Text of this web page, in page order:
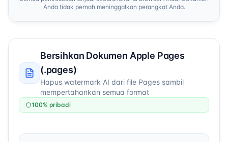
Anda tidak pernah meninggalkan perangkat Anda.
Bersihkan Dokumen Apple Pages
(.pages)
Hapus watermark AI dari file Pages sambil
mempertahankan semua format
100% pribadi